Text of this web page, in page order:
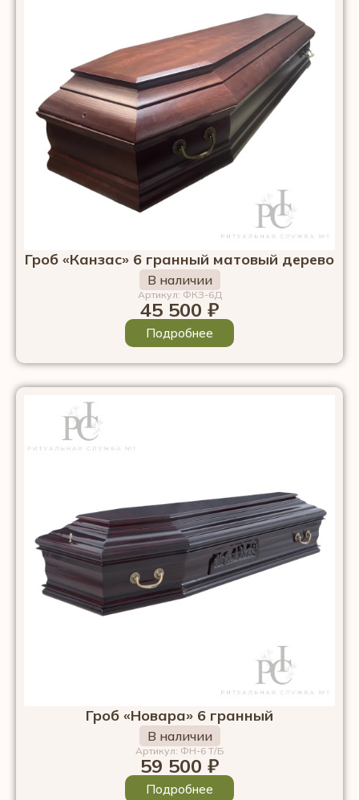
Гроб «Канзас» 6 гранный матовый дерево
В наличии
Артикул: ФКЗ-6Д
45 500 ₽
Подробнее
Гроб «Новара» 6 гранный
В наличии
Артикул: ФН-6 Т/Б
59 500 ₽
Подробнее